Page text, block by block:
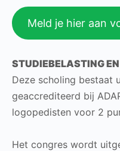
Meld je hier aan
STUDIEBELASTING
Deze scholing bestaat
geaccrediteerd bij
logopedisten voor 2
Het congres wordt